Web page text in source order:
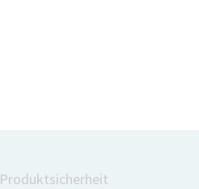
Produktsicherheit